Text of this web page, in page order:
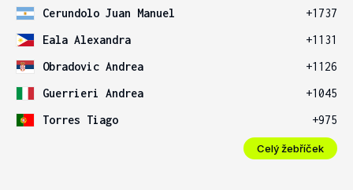
Cerundolo Juan Manuel
+1737
Eala Alexandra
+1131
Obradovic Andrea
+1126
Guerrieri Andrea
+1045
Torres Tiago
+975
Celý žebříček